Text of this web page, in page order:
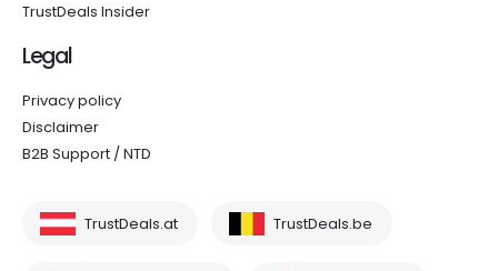
TrustDeals Insider
Legal
Privacy policy
Disclaimer
B2B Support / NTD
TrustDeals.at TrustDeals.be